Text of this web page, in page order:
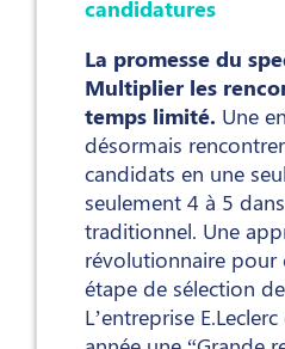
candidatures
La promesse du
Multiplier les
temps limité. Une
désormais
candidats en une
seulement 4 à 5
traditionnel. Une
révolutionnaire pour
étape de sélection
L’entreprise